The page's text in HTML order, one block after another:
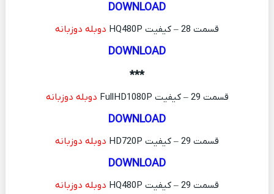
DOWNLOAD
قسمت 28 – کیفیت HQ480P دوبله دوزبانه
DOWNLOAD
***
قسمت 29 – کیفیت FullHD1080P دوبله دوزبانه
DOWNLOAD
قسمت 29 – کیفیت HD720P دوبله دوزبانه
DOWNLOAD
قسمت 29 – کیفیت HQ480P دوبله دوزبانه